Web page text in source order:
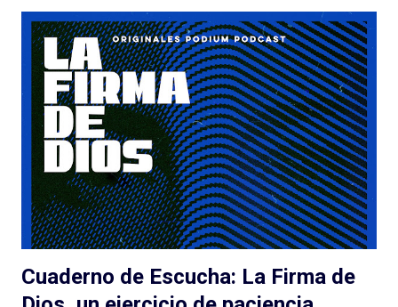
tener o no éxito con las audiencias (después debatamos qué es
el éxito para un podcast de ficción) a pesar de/gracias a los
esfuerzos de Spotify: el lanzamiento, la presencia en la
aplicación, la muy atractiva portada, el genial título pueden ser
suficientes o no para disparar montones de escuchas iniciales
de una serie que... tarda en arrancar. La pasé bien escuchando
los episodios entre el tercero/cuarto y el octavo/noveno pero
e...
Cuaderno de Escucha: La Firma de